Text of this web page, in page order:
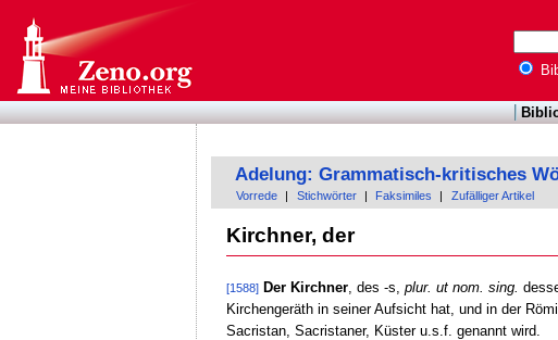
Adelung: Grammatisch-kritisches
Vorrede Stichwörter Faksimiles Zufälliger Artikel
Kirchner, der
[1588] Der Kirchner, des -s, plur. ut nom. sing.
Kirchengeräth in seiner Aufsicht hat, und in der
Sacristan, Sacristaner, Küster u.s.f. genannt wird.